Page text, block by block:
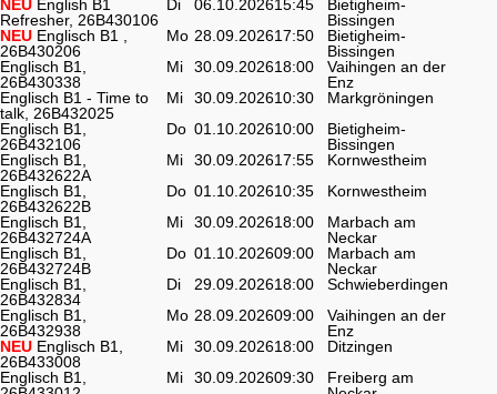
NEU English B1
Refresher, 26B430106
Di 06.10.202615:45
Bietigheim-
Bissingen
NEU Englisch B1 ,
26B430206
Mo 28.09.202617:50
Bietigheim-
Bissingen
Englisch B1,
26B430338
Mi 30.09.202618:00
Vaihingen an der
Enz
Englisch B1 - Time to
talk, 26B432025
Mi 30.09.202610:30
Markgröningen
Englisch B1,
26B432106
Do 01.10.202610:00
Bietigheim-
Bissingen
Englisch B1,
26B432622A
Mi 30.09.202617:55
Kornwestheim
Englisch B1,
26B432622B
Do 01.10.202610:35
Kornwestheim
Englisch B1,
26B432724A
Mi 30.09.202618:00
Marbach am
Neckar
Englisch B1,
26B432724B
Do 01.10.202609:00
Marbach am
Neckar
Englisch B1,
26B432834
Di 29.09.202618:00
Schwieberdingen
Englisch B1,
26B432938
Mo 28.09.202609:00
Vaihingen an der
Enz
NEU Englisch B1,
26B433008
Mi 30.09.202618:00
Ditzingen
Englisch B1,
Mi 30.09.202609:30
Freiberg am